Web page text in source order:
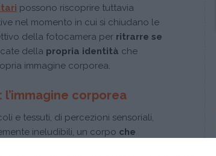
possono riscoprire tuttavia
nel momento in cui si chiudano le
della fotocamera per ritrarre se
della propria identità che
immagine corporea.
corporea
e tessuti, di percezioni sensoriali,
ineludibili, un corpo che